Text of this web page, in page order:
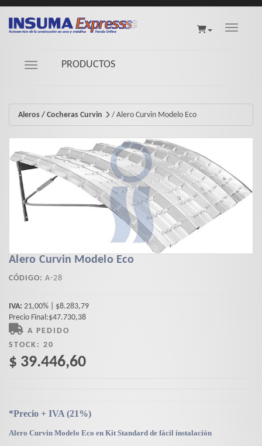
Toggle
Navigation ein-/ausblenden
PRODUCTOS
Aleros / Cocheras Curvin / Alero Curvin Modelo Eco
Alero Curvin Modelo Eco
CÓDIGO: A-28
IVA: 21,00% | $8.283,79
Precio Final:$47.730,38
A PEDIDO
STOCK: 20
$ 39.446,60
*Precio + IVA (21%)
Alero Curvin Modelo Eco en Kit Standard de fácil instalación